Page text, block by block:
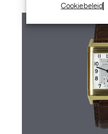
Cookiebeleid